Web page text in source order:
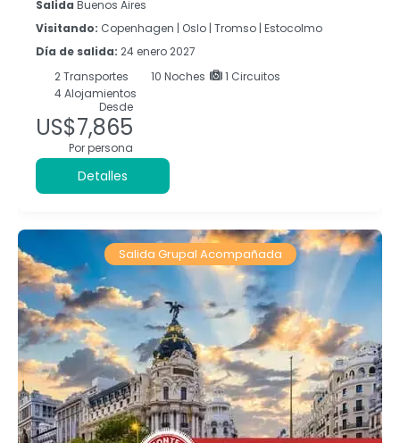
Salida Buenos Aires
Visitando: Copenhagen | Oslo | Tromso | Estocolmo
Día de salida: 24 enero 2027
2Transportes 10 Noches
1 Circuitos
4 Alojamientos
Desde
US$7,865
Por persona
Detalles
Salida Grupal Acompañada